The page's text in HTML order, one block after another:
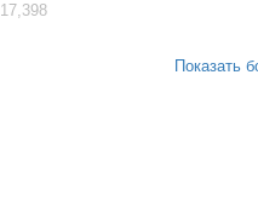
17,398
Показать